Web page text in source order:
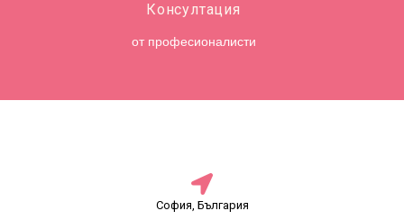
Консултация
от професионалисти
София, България